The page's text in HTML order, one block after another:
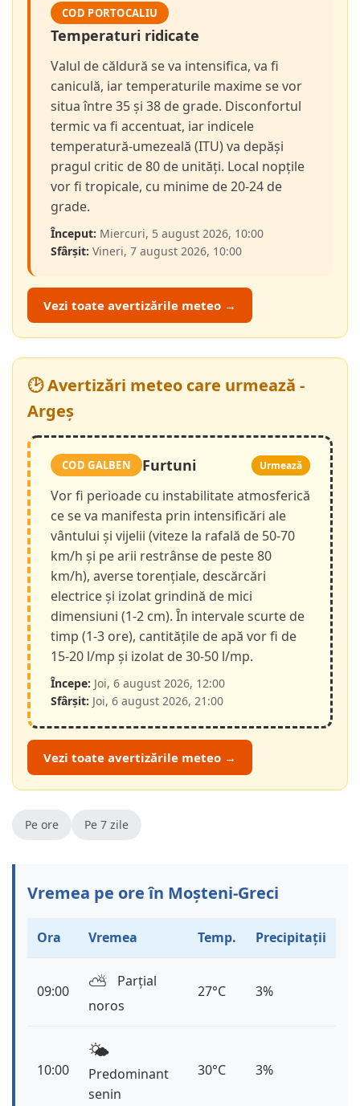
COD PORTOCALIU
Temperaturi ridicate
Valul de căldură se va intensifica, va fi
caniculă, iar temperaturile maxime se vor
situa între 35 și 38 de grade. Disconfortul
termic va fi accentuat, iar indicele
temperatură-umezeală (ITU) va depăși
pragul critic de 80 de unități. Local nopțile
vor fi tropicale, cu minime de 20-24 de
grade.
Început: Miercuri, 5 august 2026, 10:00
Sfârșit: Vineri, 7 august 2026, 10:00
Vezi toate avertizările meteo →
🕑 Avertizări meteo care urmează -
Argeș
COD GALBEN Furtuni Urmează
Vor fi perioade cu instabilitate atmosferică
ce se va manifesta prin intensificări ale
vântului și vijelii (viteze la rafală de 50-70
km/h și pe arii restrânse de peste 80
km/h), averse torențiale, descărcări
electrice și izolat grindină de mici
dimensiuni (1-2 cm). În intervale scurte de
timp (1-3 ore), cantitățile de apă vor fi de
15-20 l/mp și izolat de 30-50 l/mp.
Începe: Joi, 6 august 2026, 12:00
Sfârșit: Joi, 6 august 2026, 21:00
Vezi toate avertizările meteo →
Pe ore Pe 7 zile
Vremea pe ore în Moșteni-Greci
Ora Vremea Temp. Precipitații
09:00 ⛅️
Parțial
noros
27°C 3%
10:00
🌤️
Predominant
senin
30°C 3%